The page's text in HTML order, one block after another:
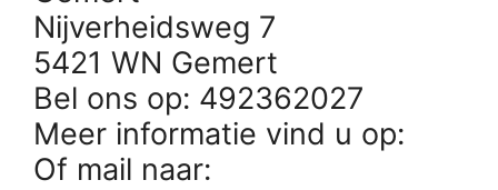
Nijverheidsweg 7
5421 WN Gemert
Bel ons op: 492362027
Meer informatie vind u op:
Of mail naar: